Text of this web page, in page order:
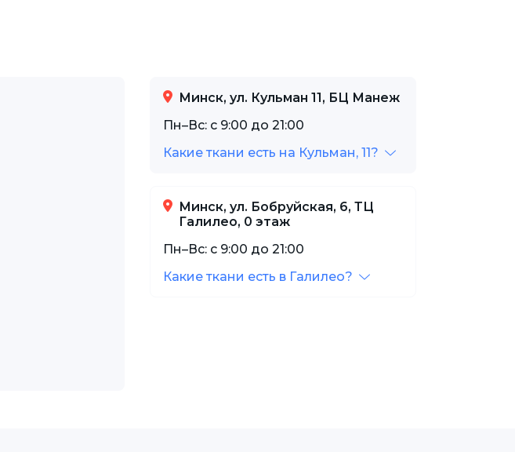
Минск, ул. Кульман 11, БЦ Манеж
Пн–Вс: с 9:00 до 21:00
Какие ткани есть на Кульман, 11?
Минск, ул. Бобруйская, 6, ТЦ
Галилео, 0 этаж
Пн–Вс: с 9:00 до 21:00
Какие ткани есть в Галилео?